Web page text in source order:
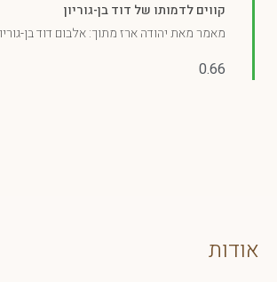
קווים לדמותו של דוד בן-גוריון
מאמר מאת יהודה ארז מתוך: אלבום דוד בן-גוריון,
אודות